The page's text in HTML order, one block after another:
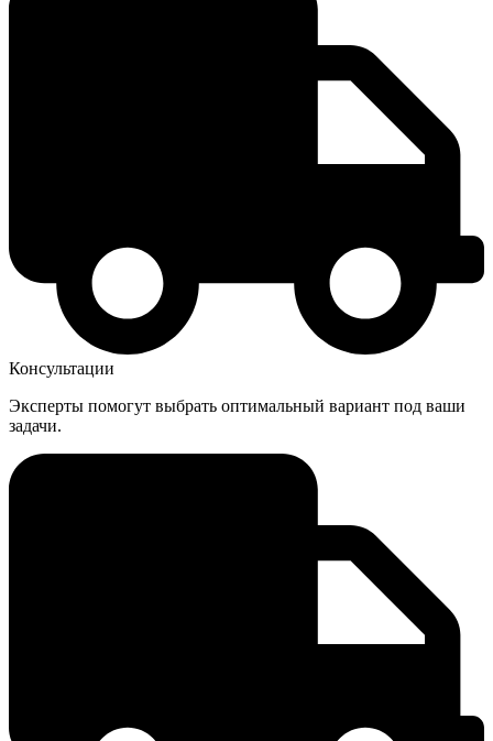
Консультации
Эксперты помогут выбрать оптимальный вариант под ваши
задачи.